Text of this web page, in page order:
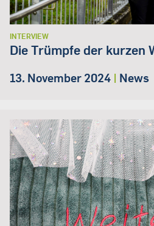
INTERVIEW
Die Trümpfe der kurzen
13. November 2024 | News